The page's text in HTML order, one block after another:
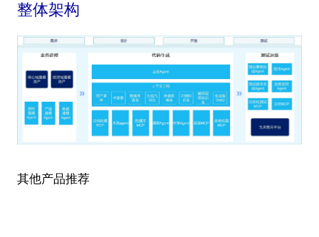
整体架构
其他产品推荐